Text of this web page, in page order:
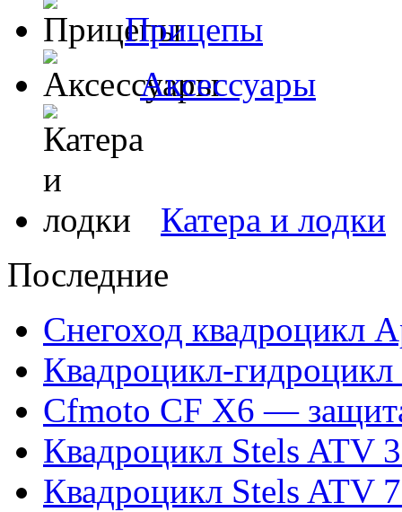
Прицепы
Аксессуары
Катера и лодки
Последние
Снегоход квадроцикл
Квадроцикл-
Cfmoto CF X6 —
Квадроцикл Stels ATV
Квадроцикл Stels ATV